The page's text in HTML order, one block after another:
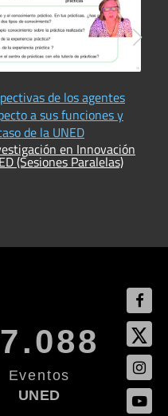
de los agentes
a sus funciones y
de la UNED
en Innovación
(Sesiones Paralelas)
Eventos
UNED